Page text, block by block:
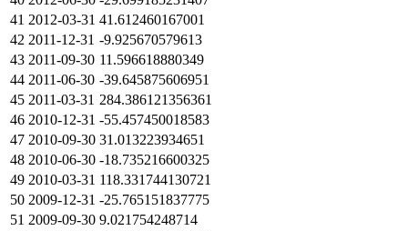
41 2012-03-31 41.612460167001
42 2011-12-31 -9.925670579613
43 2011-09-30 11.596618880349
44 2011-06-30 -39.645875606951
45 2011-03-31 284.386121356361
46 2010-12-31 -55.457450018583
47 2010-09-30 31.013223934651
48 2010-06-30 -18.735216600325
49 2010-03-31 118.331744130721
50 2009-12-31 -25.765151837775
51 2009-09-30 9.021754248714